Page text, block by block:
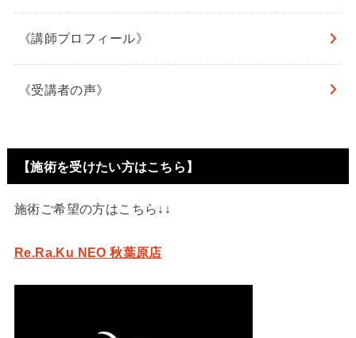
《講師プロフィール》
《受講者の声》
【施術を受けたい方はこちら】
施術ご希望の方はこちら↓↓
Re.Ra.Ku NEO 秋葉原店